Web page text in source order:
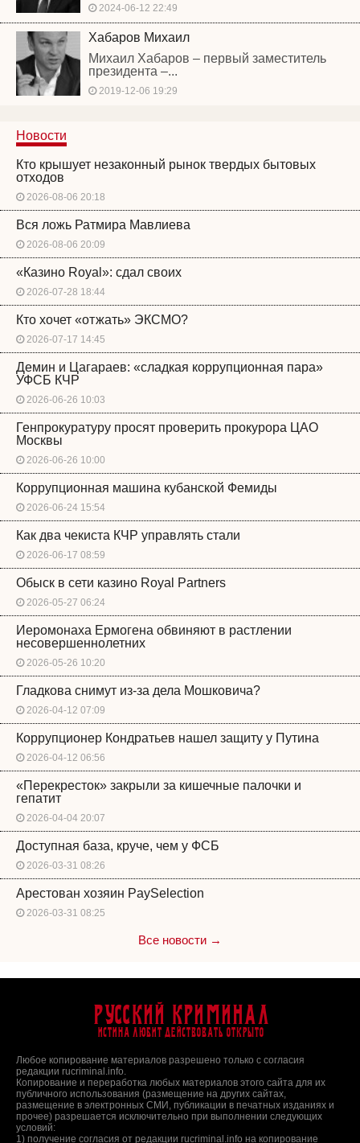
2024-06-12 22:49
Хабаров Михаил
Михаил Хабаров – первый заместитель
президента –...
2019-12-06 19:29
Новости
Кто крышует незаконный рынок твердых бытовых
отходов
2026-08-06 20:18
Вся ложь Ратмира Мавлиева
2026-08-06 20:09
«Казино Royal»: сдал своих
2026-07-28 18:44
Кто хочет «отжать» ЭКСМО?
2026-07-17 14:45
Демин и Цагараев: «сладкая коррупционная пара»
УФСБ КЧР
2026-06-26 10:03
Генпрокуратуру просят проверить прокурора ЦАО
Москвы
2026-06-26 10:00
Коррупционная машина кубанской Фемиды
2026-06-24 15:54
Как два чекиста КЧР управлять стали
2026-06-17 08:59
Обыск в сети казино Royal Partners
2026-05-27 06:24
Иеромонаха Ермогена обвиняют в растлении
несовершеннолетних
2026-05-26 10:20
Гладкова снимут из-за дела Мошковича?
2026-04-12 07:09
Коррупционер Кондратьев нашел защиту у Путина
2026-04-12 06:56
«Перекресток» закрыли за кишечные палочки и
гепатит
2026-04-04 20:07
Доступная база, круче, чем у ФСБ
2026-03-31 08:26
Арестован хозяин PaySelection
2026-03-31 08:25
Все новости →
Русский Криминал
Истина любит действовать открыто
Любое копирование материалов разрешено только с согласия
редакции rucriminal.info.
Копирование и переработка любых материалов этого сайта для их
публичного использования (размещение на других сайтах,
размещение в электронных СМИ, публикации в печатных изданиях и
прочее) разрешается исключительно при выполнении следующих
условий:
1) получение согласия от редакции rucriminal.info на копирование